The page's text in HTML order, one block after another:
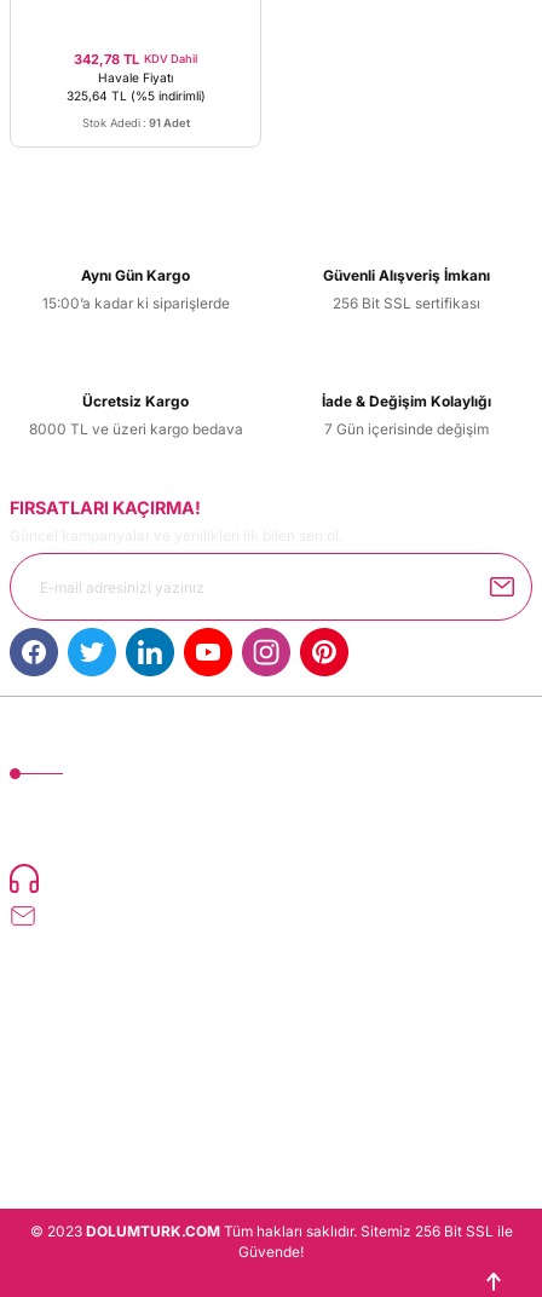
342,78 TL KDV Dahil
Havale Fiyatı
325,64 TL
(%5 indirimli)
Stok Adedi : 91 Adet
Aynı Gün Kargo
15:00’a kadar ki siparişlerde
Güvenli Alışveriş İmkanı
256 Bit SSL sertifikası
Ücretsiz Kargo
8000 TL ve üzeri kargo bedava
İade & Değişim Kolaylığı
7 Gün içerisinde değişim
FIRSATLARI KAÇIRMA!
© 2023 DOLUMTURK.COMTüm hakları saklıdır. Sitemiz 256 Bit SSL ile
Güvende!